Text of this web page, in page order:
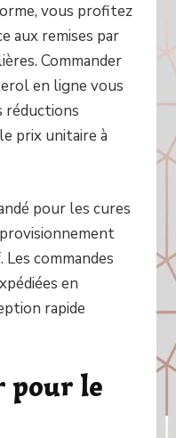
vous profitez
aux remises par
Commander
en ligne vous
réductions
prix unitaire à
pour les cures
commandes
en
rapide
pour le